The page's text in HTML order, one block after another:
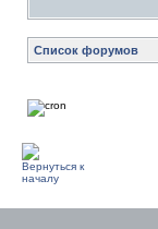
Список форумов